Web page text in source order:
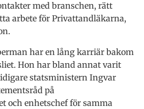
med branschen, rätt
arbete för Privattandläkarna,
har en lång karriär bakom
Hon har bland annat varit
statsministern Ingvar
på
och enhetschef för samma